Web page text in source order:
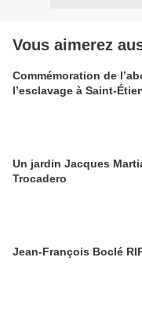
Vous aimerez
Commémoration de
l’esclavage à Saint-
Un jardin Jacques
Trocadero
Jean-François Boclé